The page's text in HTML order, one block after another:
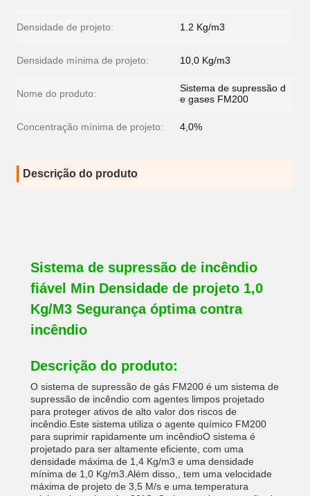
Densidade de projeto: 1.2 Kg/m3
Densidade mínima de projeto: 10,0 Kg/m3
Nome do produto:
Sistema de supressão d
e gases FM200
Concentração mínima de projeto: 4,0%
Descrição do produto
Sistema de supressão de incêndio
fiável Min Densidade de projeto 1,0
Kg/M3 Segurança óptima contra
incêndio
Descrição do produto:
O sistema de supressão de gás FM200 é um sistema de
supressão de incêndio com agentes limpos projetado
para proteger ativos de alto valor dos riscos de
incêndio.Este sistema utiliza o agente químico FM200
para suprimir rapidamente um incêndioO sistema é
projetado para ser altamente eficiente, com uma
densidade máxima de 1,4 Kg/m3 e uma densidade
mínima de 1,0 Kg/m3.Além disso,, tem uma velocidade
máxima de projeto de 3,5 M/s e uma temperatura